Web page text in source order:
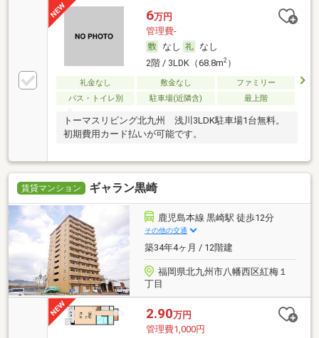
6万円
管理費-
なし
なし
2階 / 3LDK（68.8m2）
礼金なし 敷金なし
ファミリー
バス・トイレ別
駐車場(近隣含) 最上階
トーマスリビング北九州 浅川3LDK駐車場1台無料。
初期費用カード払いが可能です。
賃貸マンション ギャラン黒崎
鹿児島本線 黒崎駅 徒歩12分
その他の交通
築34年4ヶ月 / 12階建
福岡県北九州市八幡西区紅梅１
丁目
2.90万円
管理費1,000円